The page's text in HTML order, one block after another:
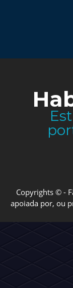
Copyrights © -
apoiada por, ou